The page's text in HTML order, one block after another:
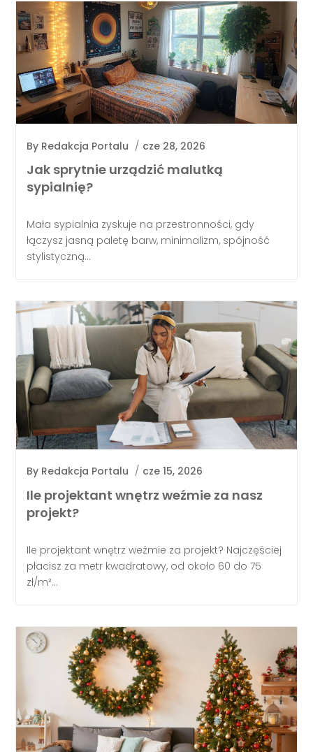
By Redakcja Portalu / cze 28, 2026
Jak sprytnie urządzić malutką
sypialnię?
Mała sypialnia zyskuje na przestronności, gdy
łączysz jasną paletę barw, minimalizm, spójność
stylistyczną...
By Redakcja Portalu / cze 15, 2026
Ile projektant wnętrz weźmie za nasz
projekt?
Ile projektant wnętrz weźmie za projekt? Najczęściej
płacisz za metr kwadratowy, od około 60 do 75
zł/m²...